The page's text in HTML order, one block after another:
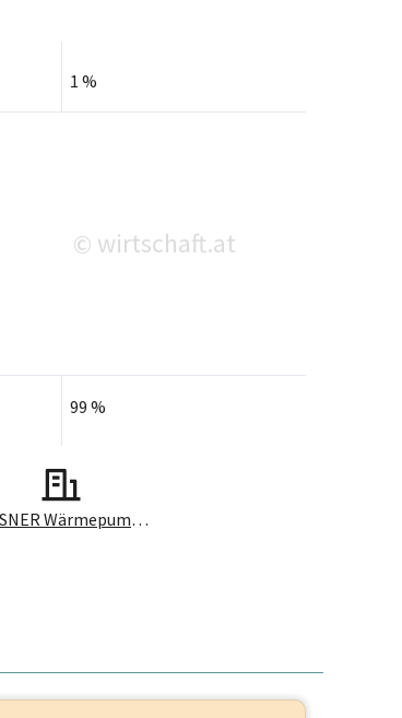
1 %
© wirtschaft.at
OCHSNER Wärmepumpen Sales GmbH
99 %